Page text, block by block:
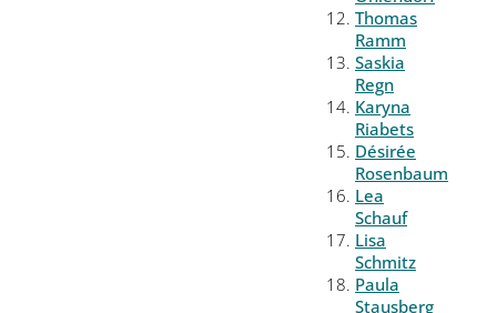
Thomas
Ramm
Saskia
Regn
Karyna
Riabets
Désirée
Rosenbaum
Lea
Schauf
Lisa
Schmitz
Paula
Stausberg